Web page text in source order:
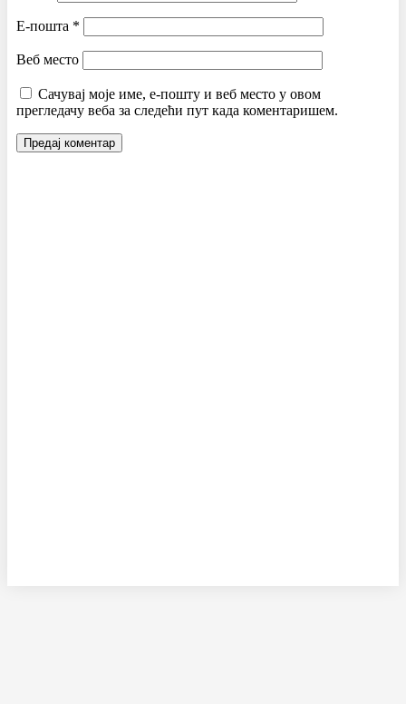
Е-пошта *
Веб место
Сачувај моје име, е-пошту и веб место у овом
прегледачу веба за следећи пут када коментаришем.